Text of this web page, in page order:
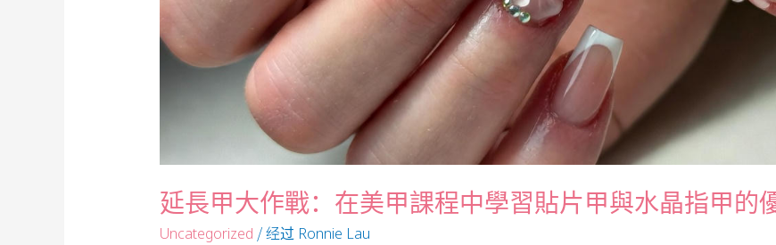
延長甲大作戰：在美甲課程中學習貼片甲與水晶指甲的
Uncategorized / 经过 Ronnie Lau